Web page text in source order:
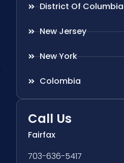
District Of Columbia
New Jersey
New York
Colombia
Call Us
Fairfax
703-636-5417